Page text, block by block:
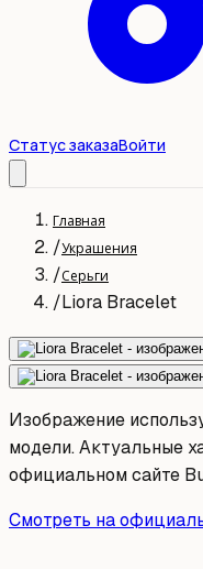
Статус заказаВойти
Главная
/Украшения
/Серьги
/Liora Bracelet
Изображение
модели. Актуальные
официальном сайте
Смотреть на